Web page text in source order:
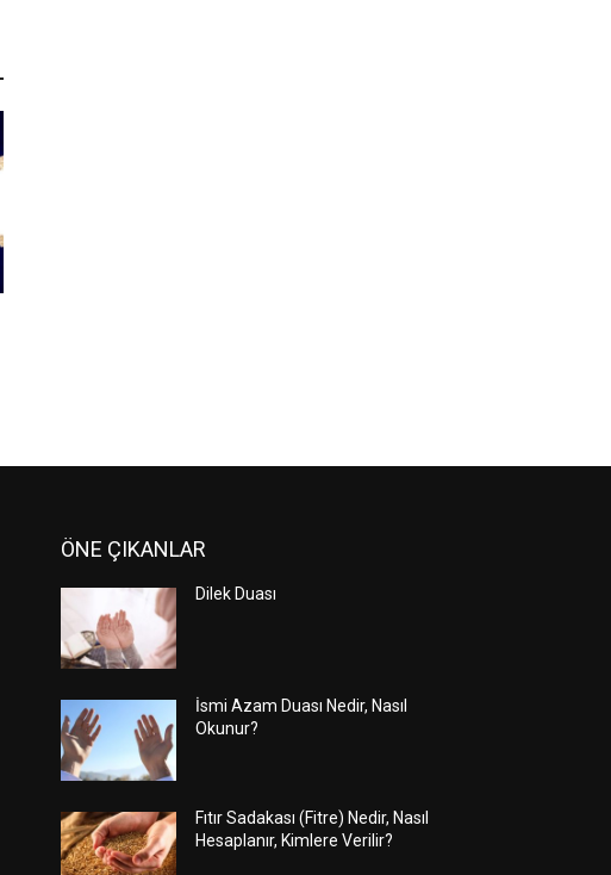
ÖNE ÇIKANLAR
Dilek Duası
İsmi Azam Duası Nedir, Nasıl
Okunur?
Fıtır Sadakası (Fitre) Nedir, Nasıl
Hesaplanır, Kimlere Verilir?